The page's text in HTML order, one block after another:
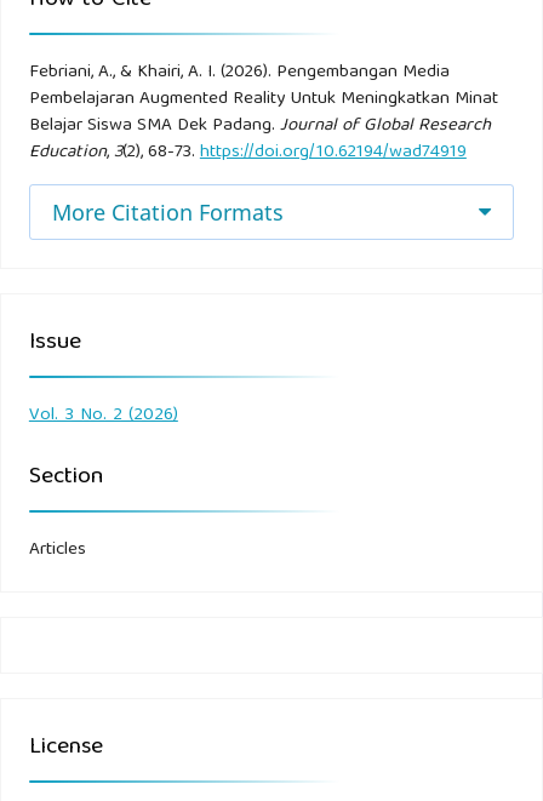
Universitas Negeri Semarang.
Febriani, A., & Khairi, A. I. (2026). Pengembangan Media
Pembelajaran Augmented Reality Untuk Meningkatkan Minat
Belajar Siswa SMA Dek Padang.Journal of Global Research
Education,3(2), 68-73.https://doi.org/10.62194/wad74919
More Citation Formats
Issue
Vol. 3 No. 2 (2026)
Section
Articles
License